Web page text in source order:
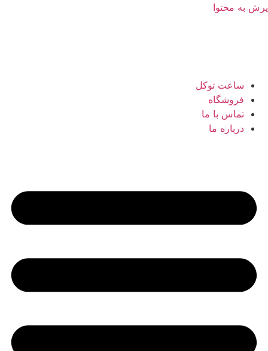
پرش به محتوا
ساعت توکل
فروشگاه
تماس با ما
درباره ما